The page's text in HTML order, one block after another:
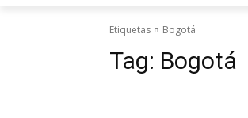
Etiquetas Bogotá
Tag: Bogotá